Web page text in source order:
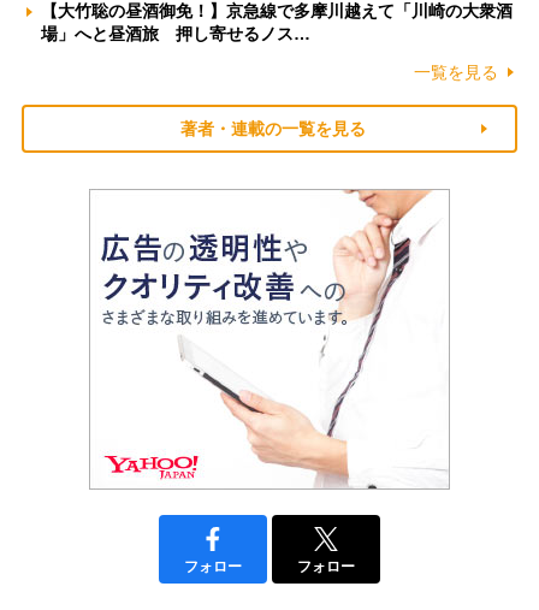
【大竹聡の昼酒御免！】京急線で多摩川越えて「川崎の大衆酒
場」へと昼酒旅 押し寄せるノス…
一覧を見る
著者・連載の一覧を見る
フォロー フォロー